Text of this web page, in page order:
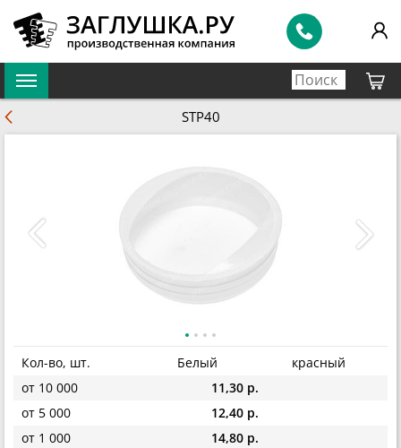
STP40
Кол-во, шт. Белый
красный
от 10 000
11,30 р.
от 5 000
12,40 р.
от 1 000
14,80 р.